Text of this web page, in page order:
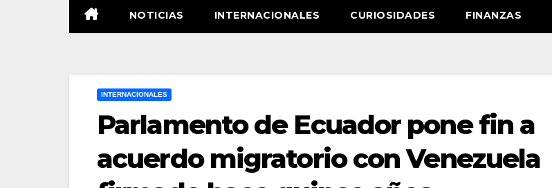
NOTICIAS INTERNACIONALES CURIOSIDADES FINANZAS
INTERNACIONALES
Parlamento de Ecuador pone fin a
acuerdo migratorio con Venezuela